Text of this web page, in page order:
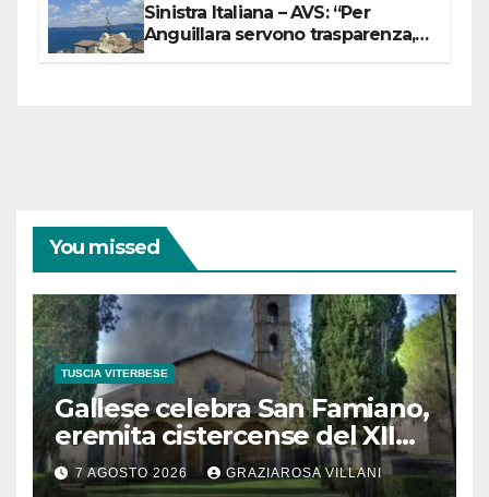
Sinistra Italiana – AVS: “Per
Anguillara servono trasparenza,
You missed
TUSCIA VITERBESE
Gallese celebra San Famiano,
eremita cistercense del XII
secolo
7 AGOSTO 2026 GRAZIAROSA VILLANI